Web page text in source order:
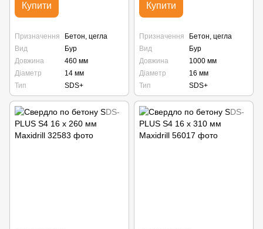
Купити
Призначення
Бетон, цегла
Вид
Бур
Довжина
460 мм
Діаметр
14 мм
Тип
SDS+
Купити
Призначення
Бетон, цегла
Вид
Бур
Довжина
1000 мм
Діаметр
16 мм
Тип
SDS+